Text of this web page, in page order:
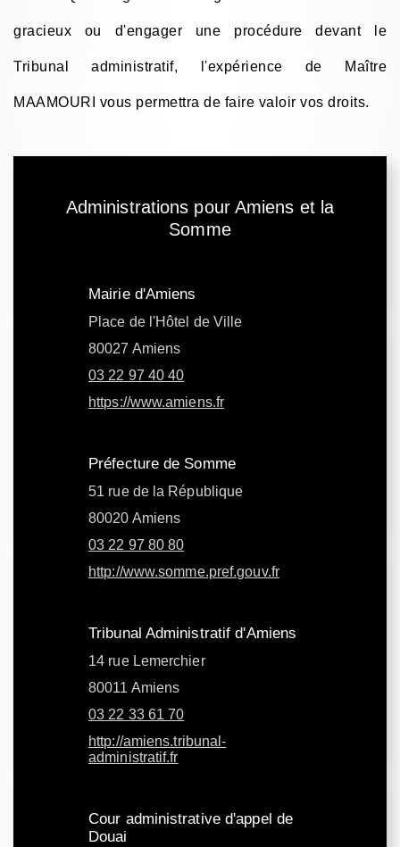
gracieux ou d'engager une procédure devant le
Tribunal administratif, l'expérience de Maître
MAAMOURI vous permettra de faire valoir vos droits.
Administrations pour Amiens et la
Somme
Mairie d'Amiens
Place de l'Hôtel de Ville
80027 Amiens
03 22 97 40 40
https://www.amiens.fr
Préfecture de Somme
51 rue de la République
80020 Amiens
03 22 97 80 80
http://www.somme.pref.gouv.fr
Tribunal Administratif d'Amiens
14 rue Lemerchier
80011 Amiens
03 22 33 61 70
http://amiens.tribunal-
administratif.fr
Cour administrative d'appel de
Douai